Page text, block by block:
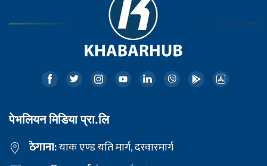
पेभलियन मिडिया प्रा.लि
ठेगाना:याक एण्ड यति मार्ग, दरवारमार्ग